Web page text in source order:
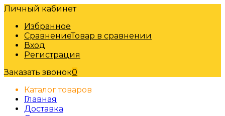
Личный кабинет
Избранное
СравнениеТовар в сравнении
Вход
Регистрация
Заказать звонок0
Каталог товаров
Главная
Доставка